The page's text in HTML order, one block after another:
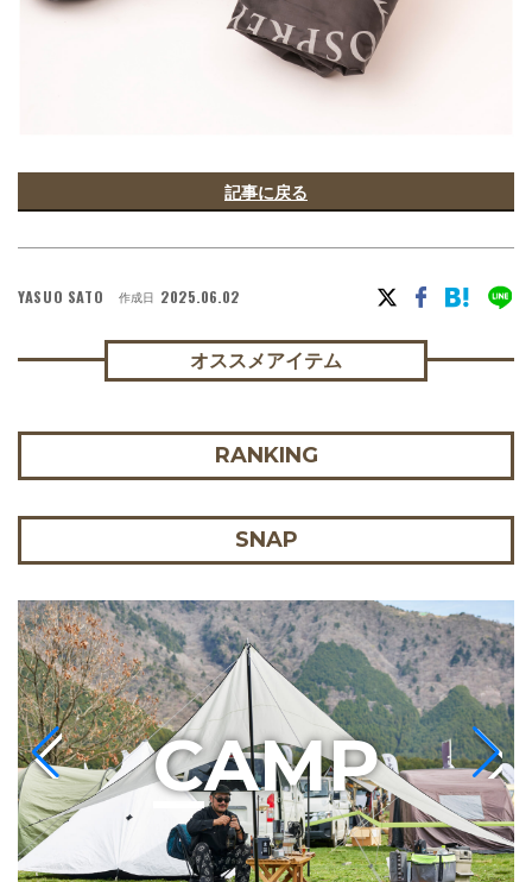
記事に戻る
YASUO SATO 作成日 2025.06.02
オススメアイテム
RANKING
SNAP
CAMP